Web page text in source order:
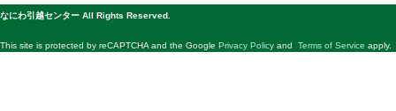
なにわ引越センター All Rights Reserved.
This site is protected by reCAPTCHA and the Google Privacy Policy and Terms of Service apply.